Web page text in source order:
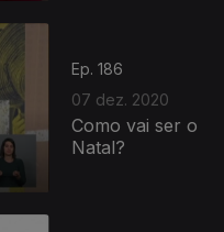
Ep. 186
07 dez. 2020
Como vai ser o
Natal?